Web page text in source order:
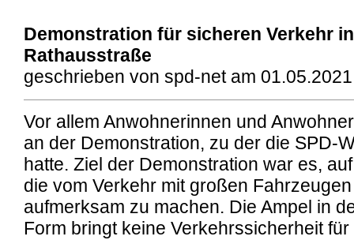
Demonstration für sicheren Verkehr
Rathausstraße
geschrieben von spd-net am
Vor allem Anwohnerinnen und
an der Demonstration, zu der die SPD-
hatte. Ziel der Demonstration war es,
die vom Verkehr mit großen
aufmerksam zu machen. Die Ampel in
Form bringt keine Verkehrssicherheit